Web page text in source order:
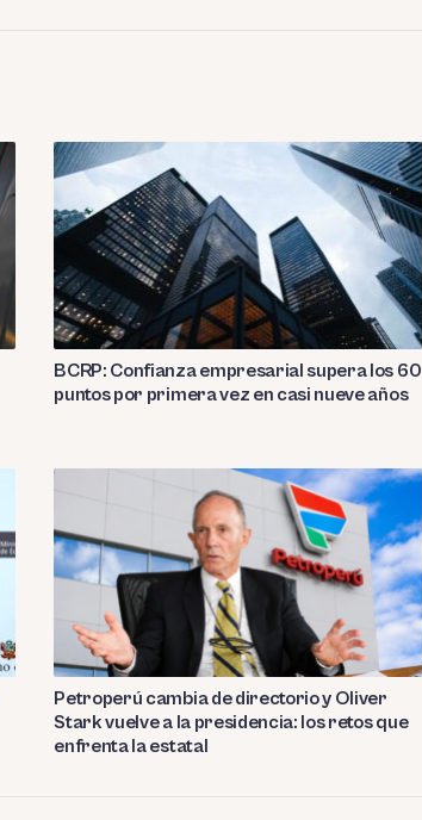
BCRP: Confianza empresarial supera los 60
puntos por primera vez en casi nueve años
Petroperú cambia de directorio y Oliver
Stark vuelve a la presidencia: los retos que
enfrenta la estatal